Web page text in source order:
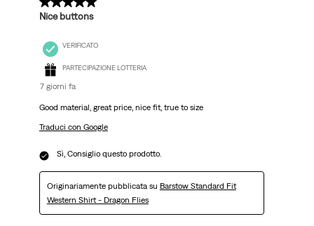
Nice buttons
VERIFICATO
PARTECIPAZIONE LOTTERIA
7 giorni fa
Good material, great price, nice fit, true to size
Traduci con Google
Sì, Consiglio questo prodotto.
Originariamente pubblicata su Barstow Standard Fit
Western Shirt - Dragon Flies